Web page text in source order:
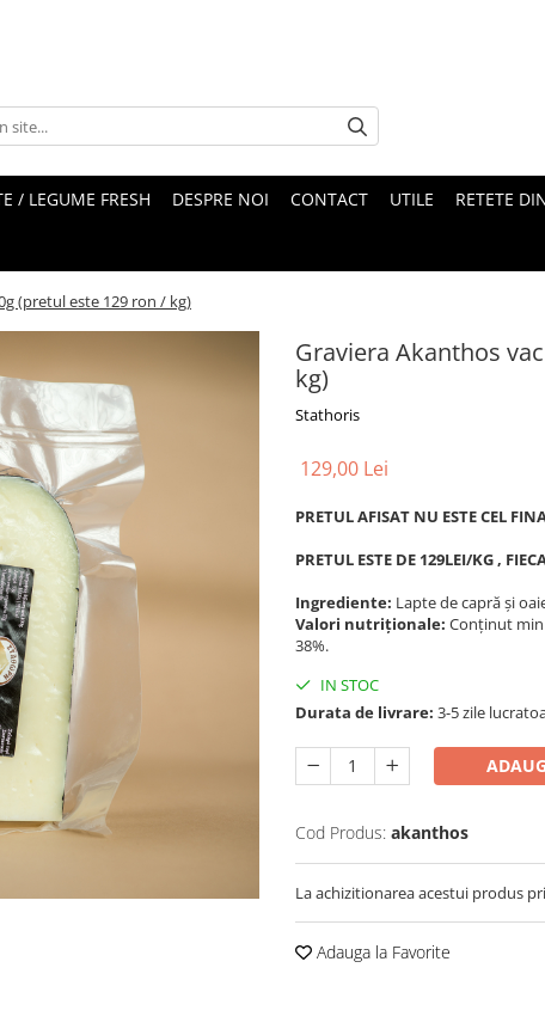
/ LEGUME FRESH DESPRE NOI CONTACT UTILE RETETE
(pretul este 129 ron / kg)
Graviera Akanthos
kg)
Stathoris
129,00 Lei
PRETUL AFISAT NU ESTE CEL
PRETUL ESTE DE 129LEI/KG ,
Ingrediente: Lapte de capră și
Valori nutriționale: Conținut
38%.
IN STOC
Durata de livrare: 3-5 zile
Cod Produs: akanthos
La achizitionarea acestui produs
Adauga la Favorite